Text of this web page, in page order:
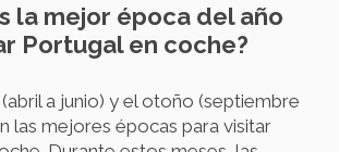
la mejor época del año
Portugal en coche?
a junio) y el otoño (septiembre
las mejores épocas para visitar